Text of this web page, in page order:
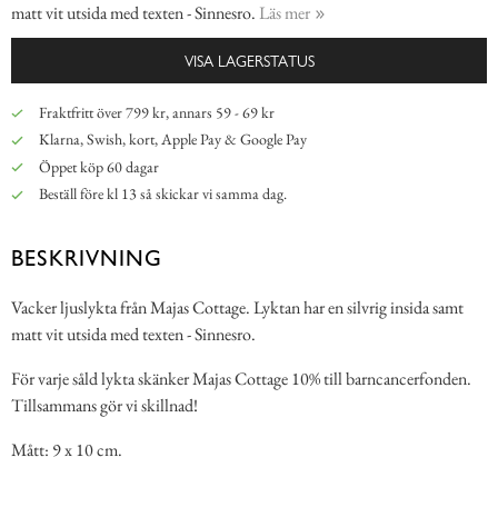
matt vit utsida med texten - Sinnesro. Läs mer
VISA LAGERSTATUS
Fraktfritt över 799 kr, annars 59 - 69 kr
Klarna, Swish, kort, Apple Pay & Google Pay
Öppet köp 60 dagar
Beställ före kl 13 så skickar vi samma dag.
BESKRIVNING
Vacker ljuslykta från Majas Cottage. Lyktan har en silvrig insida samt
matt vit utsida med texten - Sinnesro.
För varje såld lykta skänker Majas Cottage 10% till barncancerfonden.
Tillsammans gör vi skillnad!
Mått: 9 x 10 cm.